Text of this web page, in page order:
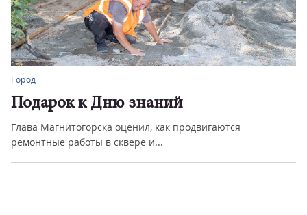
Город
Подарок к Дню знаний
Глава Магнитогорска оценил, как продвигаются
ремонтные работы в сквере и...